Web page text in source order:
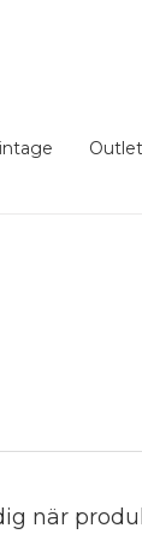
Outlet
när